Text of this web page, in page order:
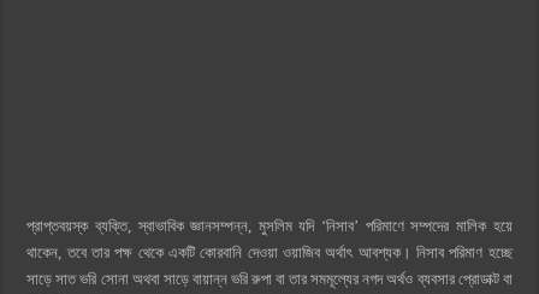
প্রাপ্তবয়স্ক ব্যক্তি, স্বাভাবিক জ্ঞানসম্পন্ন, মুসলিম যদি ‘নিসাব’ পরিমাণে সম্পদের মালিক হয়ে
থাকেন, তবে তার পক্ষ থেকে একটি কোরবানি দেওয়া ওয়াজিব অর্থাৎ আবশ্যক। নিসাব পরিমাণ হচ্ছে
সাড়ে সাত ভরি সোনা অথবা সাড়ে বায়ান্ন ভরি রুপা বা তার সমমূল্যের নগদ অর্থও ব্যবসার প্রোডাক্ট বা